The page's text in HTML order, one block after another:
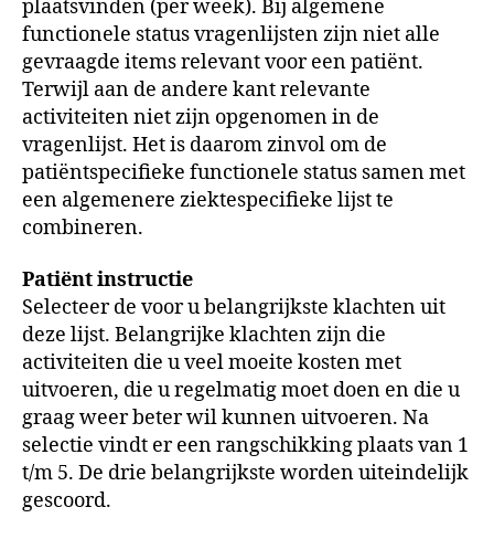
plaatsvinden (per week). Bij algemene
functionele status vragenlijsten zijn niet alle
gevraagde items relevant voor een patiënt.
Terwijl aan de andere kant relevante
activiteiten niet zijn opgenomen in de
vragenlijst. Het is daarom zinvol om de
patiëntspecifieke functionele status samen met
een algemenere ziektespecifieke lijst te
combineren.
Patiënt instructie
Selecteer de voor u belangrijkste klachten uit
deze lijst. Belangrijke klachten zijn die
activiteiten die u veel moeite kosten met
uitvoeren, die u regelmatig moet doen en die u
graag weer beter wil kunnen uitvoeren. Na
selectie vindt er een rangschikking plaats van 1
t/m 5. De drie belangrijkste worden uiteindelijk
gescoord.